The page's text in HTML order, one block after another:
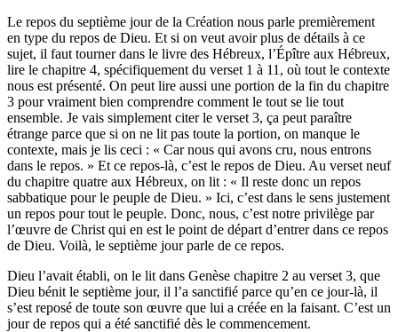
Le repos du septième jour de la Création nous parle premièrement
en type du repos de Dieu. Et si on veut avoir plus de détails à ce
sujet, il faut tourner dans le livre des Hébreux, l’Épître aux Hébreux,
lire le chapitre 4, spécifiquement du verset 1 à 11, où tout le contexte
nous est présenté. On peut lire aussi une portion de la fin du chapitre
3 pour vraiment bien comprendre comment le tout se lie tout
ensemble. Je vais simplement citer le verset 3, ça peut paraître
étrange parce que si on ne lit pas toute la portion, on manque le
contexte, mais je lis ceci : « Car nous qui avons cru, nous entrons
dans le repos. » Et ce repos-là, c’est le repos de Dieu. Au verset neuf
du chapitre quatre aux Hébreux, on lit : « Il reste donc un repos
sabbatique pour le peuple de Dieu. » Ici, c’est dans le sens justement
un repos pour tout le peuple. Donc, nous, c’est notre privilège par
l’œuvre de Christ qui en est le point de départ d’entrer dans ce repos
de Dieu. Voilà, le septième jour parle de ce repos.
Dieu l’avait établi, on le lit dans Genèse chapitre 2 au verset 3, que
Dieu bénit le septième jour, il l’a sanctifié parce qu’en ce jour-là, il
s’est reposé de toute son œuvre que lui a créée en la faisant. C’est un
jour de repos qui a été sanctifié dès le commencement.